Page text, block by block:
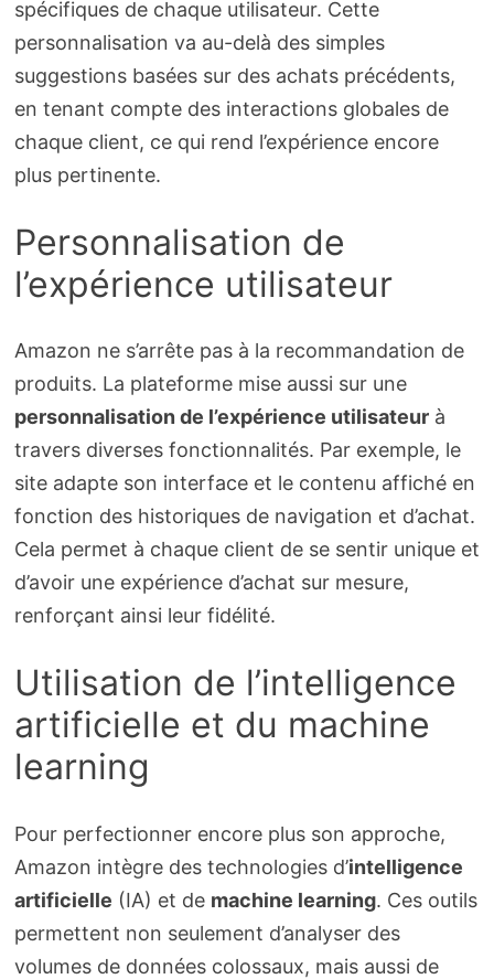
spécifiques de chaque utilisateur. Cette
personnalisation va au-delà des simples
suggestions basées sur des achats précédents,
en tenant compte des interactions globales de
chaque client, ce qui rend l’expérience encore
plus pertinente.
Personnalisation de
l’expérience utilisateur
Amazon ne s’arrête pas à la recommandation de
produits. La plateforme mise aussi sur une
personnalisation de l’expérience utilisateurà
travers diverses fonctionnalités. Par exemple, le
site adapte son interface et le contenu affiché en
fonction des historiques de navigation et d’achat.
Cela permet à chaque client de se sentir unique et
d’avoir une expérience d’achat sur mesure,
renforçant ainsi leur fidélité.
Utilisation de l’intelligence
artificielle et du machine
learning
Pour perfectionner encore plus son approche,
Amazon intègre des technologies d’intelligence
artificielle (IA) et de machine learning. Ces outils
permettent non seulement d’analyser des
volumes de données colossaux, mais aussi de